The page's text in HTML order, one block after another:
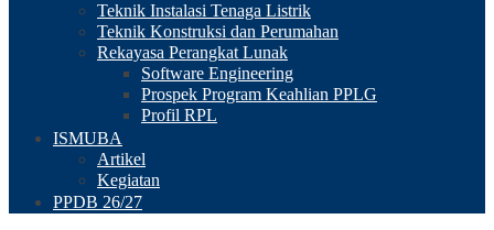
Teknik Instalasi Tenaga Listrik
Teknik Konstruksi dan Perumahan
Rekayasa Perangkat Lunak
Software Engineering
Prospek Program Keahlian PPLG
Profil RPL
ISMUBA
Artikel
Kegiatan
PPDB 26/27